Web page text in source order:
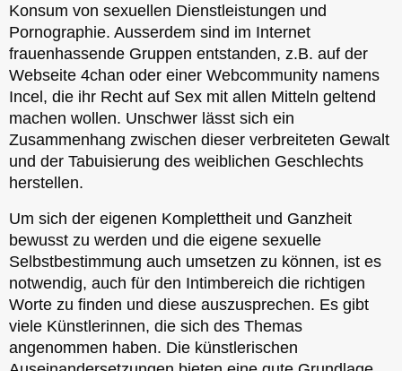
Konsum von sexuellen Dienstleistungen und
Pornographie. Ausserdem sind im Internet
frauenhassende Gruppen entstanden, z.B. auf der
Webseite 4chan oder einer Webcommunity namens
Incel, die ihr Recht auf Sex mit allen Mitteln geltend
machen wollen. Unschwer lässt sich ein
Zusammenhang zwischen dieser verbreiteten Gewalt
und der Tabuisierung des weiblichen Geschlechts
herstellen.
Um sich der eigenen Komplettheit und Ganzheit
bewusst zu werden und die eigene sexuelle
Selbstbestimmung auch umsetzen zu können, ist es
notwendig, auch für den Intimbereich die richtigen
Worte zu finden und diese auszusprechen. Es gibt
viele Künstlerinnen, die sich des Themas
angenommen haben. Die künstlerischen